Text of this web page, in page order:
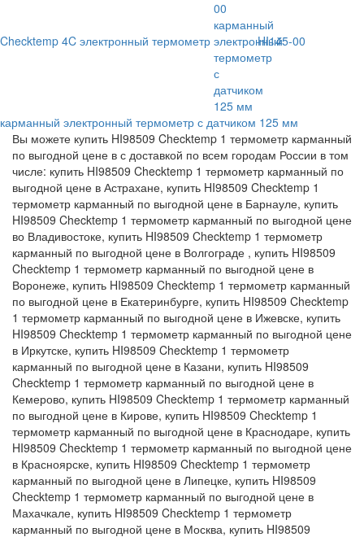
Checktemp 4C электронный термометр HI145-00
карманный электронный термометр с датчиком 125 мм
Вы можете купить HI98509 Checktemp 1 термометр карманный
по выгодной цене в с доставкой по всем городам России в том
числе: купить HI98509 Checktemp 1 термометр карманный по
выгодной цене в Астрахане, купить HI98509 Checktemp 1
термометр карманный по выгодной цене в Барнауле, купить
HI98509 Checktemp 1 термометр карманный по выгодной цене
во Владивостоке, купить HI98509 Checktemp 1 термометр
карманный по выгодной цене в Волгограде , купить HI98509
Checktemp 1 термометр карманный по выгодной цене в
Воронеже, купить HI98509 Checktemp 1 термометр карманный
по выгодной цене в Екатеринбурге, купить HI98509 Checktemp
1 термометр карманный по выгодной цене в Ижевске, купить
HI98509 Checktemp 1 термометр карманный по выгодной цене
в Иркутске, купить HI98509 Checktemp 1 термометр
карманный по выгодной цене в Казани, купить HI98509
Checktemp 1 термометр карманный по выгодной цене в
Кемерово, купить HI98509 Checktemp 1 термометр карманный
по выгодной цене в Кирове, купить HI98509 Checktemp 1
термометр карманный по выгодной цене в Краснодаре, купить
HI98509 Checktemp 1 термометр карманный по выгодной цене
в Красноярске, купить HI98509 Checktemp 1 термометр
карманный по выгодной цене в Липецке, купить HI98509
Checktemp 1 термометр карманный по выгодной цене в
Махачкале, купить HI98509 Checktemp 1 термометр
карманный по выгодной цене в Москва, купить HI98509